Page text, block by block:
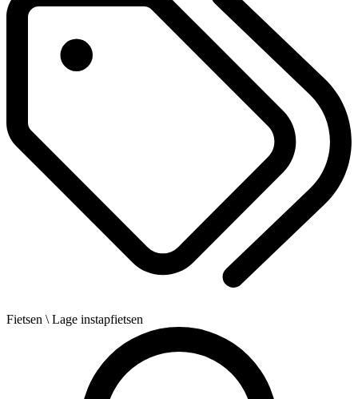
Fietsen \ Lage instapfietsen